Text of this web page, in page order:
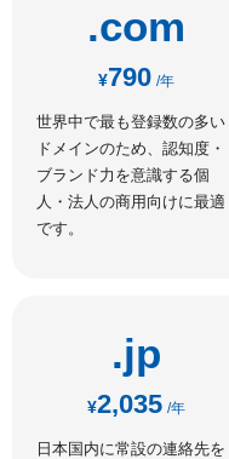
.com
¥790 /年
世界中で最も登録数の多い
ドメインのため、認知度・
ブランド力を意識する個
人・法人の商用向けに最適
です。
.jp
¥2,035 /年
日本国内に常設の連絡先を